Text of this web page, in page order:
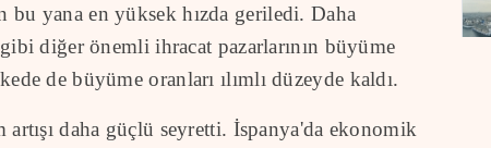
yana en yüksek hızda geriledi. Daha
diğer önemli ihracat pazarlarının büyüme
de büyüme oranları ılımlı düzeyde kaldı.
daha güçlü seyretti. İspanya'da ekonomik